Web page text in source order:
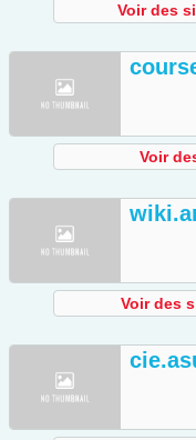
Voir des
Voir
Voir des